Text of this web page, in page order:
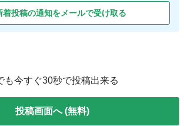
着投稿の通知をメールで受け取る
も今すぐ30秒で投稿出来る
投稿画面へ (無料)